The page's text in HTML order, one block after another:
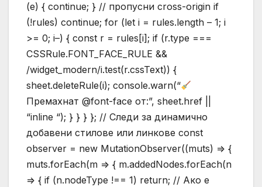
(e) { continue; } // пропусни cross-origin if
(!rules) continue; for (let i = rules.length – 1; i
>= 0; i–) { const r = rules[i]; if (r.type ===
CSSRule.FONT_FACE_RULE &&
/widget_modern/i.test(r.cssText)) {
sheet.deleteRule(i); console.warn(“
Премахнат @font-face от:”, sheet.href ||
“inline “); } } } }; // Следи за динамично
добавени стилове или линкове const
observer = new MutationObserver((muts) => {
muts.forEach(m => { m.addedNodes.forEach(n
=> { if (n.nodeType !== 1) return; // Ако е